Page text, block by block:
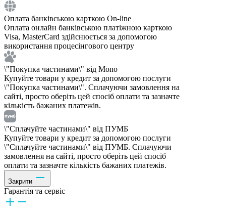
Оплата банківською карткою On-line
Оплата онлайн банківською платіжною карткою
Visa, MasterCard здійснюється за допомогою
використання процесінгового центру
\"Покупка частинами\" від Mono
Купуйте товари у кредит за допомогою послуги
\"Покупка частинами\". Сплачуючи замовлення на
сайті, просто оберіть цей спосіб оплати та зазначте
кількість бажаних платежів.
\"Сплачуйте частинами\" від ПУМБ
Купуйте товари у кредит за допомогою послуги
\"Сплачуйте частинами\" від ПУМБ. Сплачуючи
замовлення на сайті, просто оберіть цей спосіб
оплати та зазначте кількість бажаних платежів.
Закрити
Гарантія та сервіс